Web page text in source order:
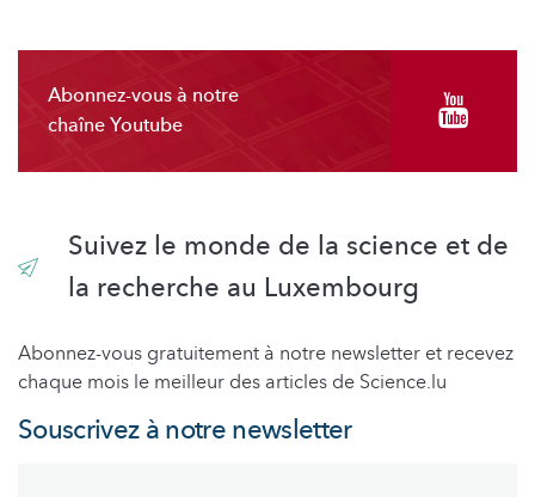
Abonnez-vous à notre
chaîne Youtube
Suivez le monde de la science et de
la recherche au Luxembourg
Abonnez-vous gratuitement à notre newsletter et recevez
chaque mois le meilleur des articles de Science.lu
Souscrivez à notre newsletter